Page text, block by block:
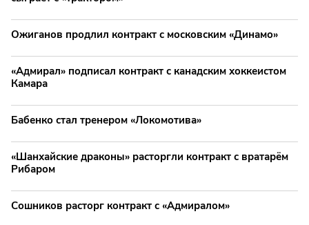
Ожиганов продлил контракт с московским «Динамо»
«Адмирал» подписал контракт с канадским хоккеистом
Камара
Бабенко стал тренером «Локомотива»
«Шанхайские драконы» расторгли контракт с вратарём
Рибаром
Сошников расторг контракт с «Адмиралом»